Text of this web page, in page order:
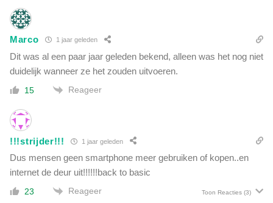
Marco 1 jaar geleden
Dit was al een paar jaar geleden bekend, alleen was het nog niet
duidelijk wanneer ze het zouden uitvoeren.
15 Reageer
!!!strijder!!! 1 jaar geleden
Dus mensen geen smartphone meer gebruiken of kopen..en
internet de deur uit!!!!!!back to basic
23 Reageer Toon Reacties (3)